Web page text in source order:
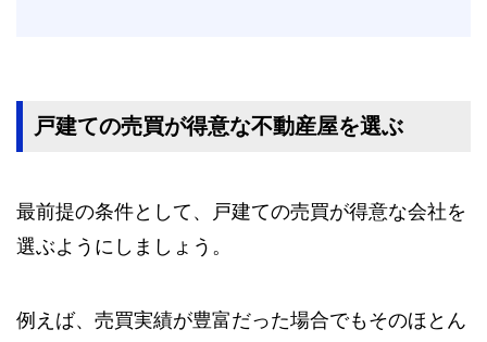
戸建ての売買が得意な不動産屋を選ぶ
最前提の条件として、戸建ての売買が得意な会社を
選ぶようにしましょう。
例えば、売買実績が豊富だった場合でもそのほとん